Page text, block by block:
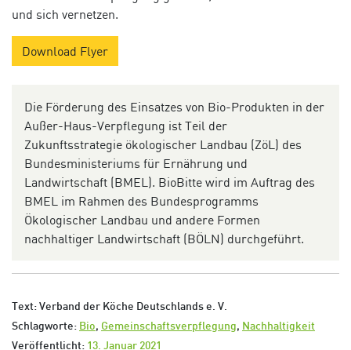
und sich vernetzen.
Download Flyer
Die Förderung des Einsatzes von Bio-Produkten in der
Außer-Haus-Verpflegung ist Teil der
Zukunftsstrategie ökologischer Landbau (ZöL) des
Bundesministeriums für Ernährung und
Landwirtschaft (BMEL). BioBitte wird im Auftrag des
BMEL im Rahmen des Bundesprogramms
Ökologischer Landbau und andere Formen
nachhaltiger Landwirtschaft (BÖLN) durchgeführt.
Text: Verband der Köche Deutschlands e. V.
Schlagworte: Bio, Gemeinschaftsverpflegung, Nachhaltigkeit
Veröffentlicht: 13. Januar 2021